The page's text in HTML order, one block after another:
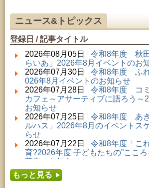
成人教育「研修室開放」
2026年08月01日 ～ 2026年08月23
清澄コレクション未公開絵画展
2026年08月01日 ～ 2026年09月23
佐竹氏の名宝、雄大なる歴史を想
2026年08月01日 ～ 2026年08月
音と会話を楽しむ朝の図書館
2026年08月01日 ～ 2026年08月
乳幼児・青少年教育「図書館クイ
2026年08月01日 ～ 2026年08月
乳幼児・青少年教育「夏休み資料
2026年08月01日 ～ 2026年08月
工房雑がみランド2026
2026年08月01日 ～ 2026年08月
子どもの読書活動推進事業「夏休
う－みんなの読みたい！知りたい
手伝いします－」（資料展示）
おかえりなさい！佐竹本三十六歌
品
ニュース&トピックス
登録日 / 記事タイトル
2026年08月05日 令和8年度 秋
らいあ」2026年8月イベントのお
2026年07月30日 令和8年度 ふ
026年8月イベントのお知らせ
2026年07月28日 令和8年度 コ
カフェ～アサーティブに語ろう～
お知らせ
2026年07月25日 令和8年度 あ
ルハス」2026年8月のイベントス
らせ
2026年07月22日 令和8年度「こ
育?2026年度 子どもたちの”ここ
募集のお知らせ
2026年07月16日
夏休み親子体験教室」募集のお知
もっと見る